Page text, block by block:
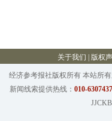
关于我们 版权
经济参考报社版权所有 本站所
新闻线索提供热线： 010-